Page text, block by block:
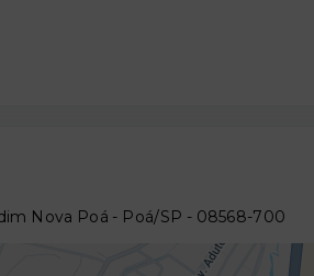
Nova Poá - Poá/SP - 08568-700